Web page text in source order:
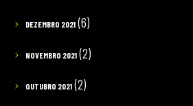
DEZEMBRO 2021(6)
NOVEMBRO 2021(2)
OUTUBRO 2021(2)